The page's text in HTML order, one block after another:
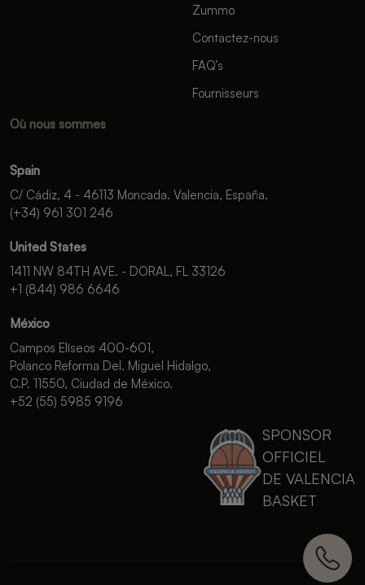
Zummo
Contactez-nous
FAQ’s
Fournisseurs
Où nous sommes
Spain
C/ Cádiz, 4 - 46113 Moncada. Valencia, España.
(+34) 961 301 246
United States
1411 NW 84TH AVE. - DORAL, FL 33126
+1 (844) 986 6646
México
Campos Elíseos 400-601,
Polanco Reforma Del. Miguel Hidalgo,
C.P. 11550, Ciudad de México.
+52 (55) 5985 9196
SPONSOR
OFFICIEL
DE VALENCIA
BASKET